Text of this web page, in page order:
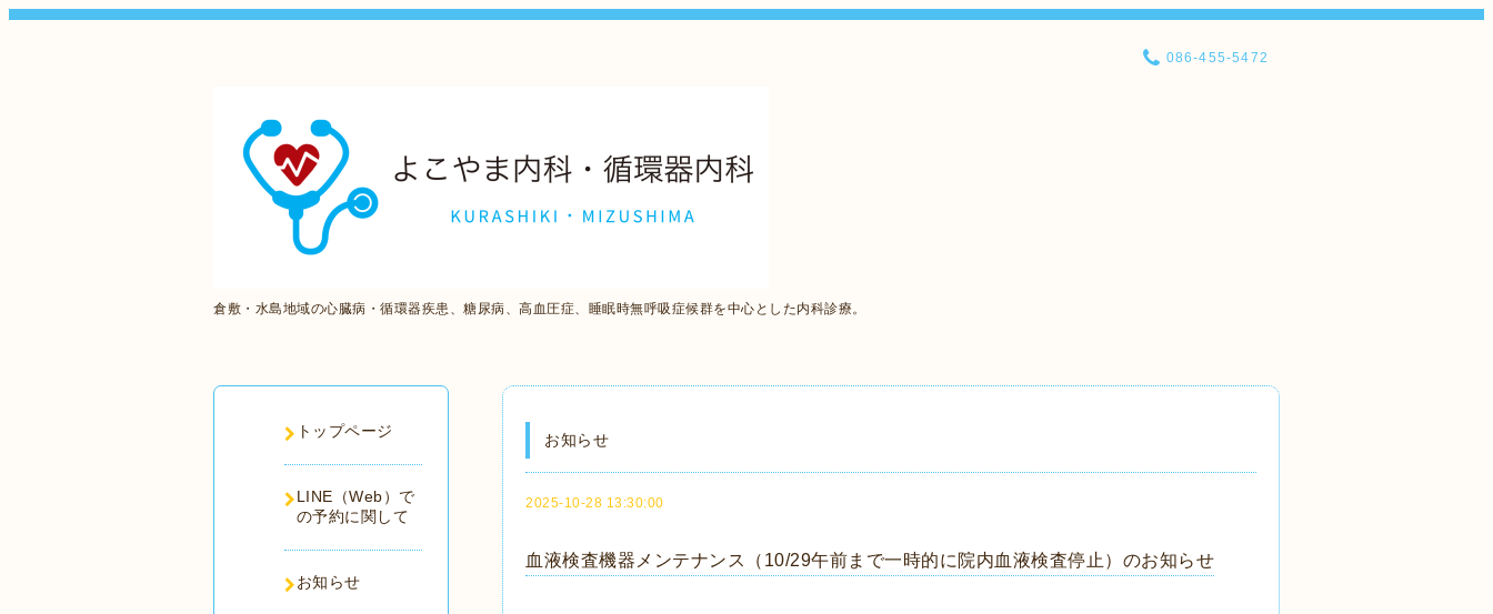
倉敷・水島地域の心臓病・循環器疾患、糖尿病、高血圧症、睡眠時無呼吸症候群を中心とした内科診療。
086-455-5472
お知らせ
2025-10-28 13:30:00
血液検査機器メンテナンス（10/29午前まで一時的に院内血液検査停止）のお知らせ
トップページ
LINE（Web）で
の予約に関して
お知らせ